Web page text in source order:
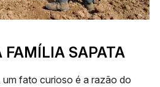
FAMÍLIA SAPATA
fato curioso é a razão do